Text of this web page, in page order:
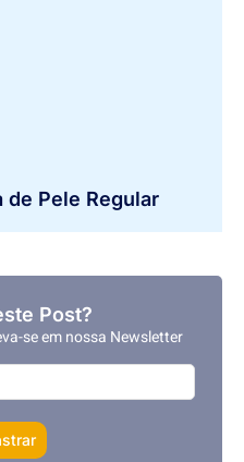
de Pele Regular
Post?
se em nossa Newsletter